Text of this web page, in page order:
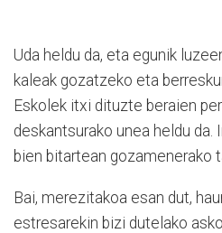
Uda heldu da, eta egunik
kaleak gozatzeko eta
Eskolek itxi dituzte beraien
deskantsurako unea heldu da.
bien bitartean gozamenerako
Bai, merezitakoa esan dut,
estresarekin bizi dutelako